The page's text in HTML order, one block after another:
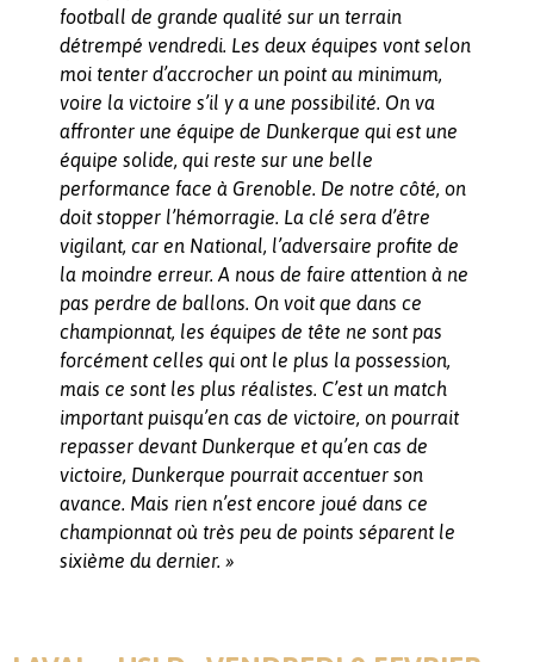
football de grande qualité sur un terrain
détrempé vendredi. Les deux équipes vont selon
moi tenter d’accrocher un point au minimum,
voire la victoire s’il y a une possibilité. On va
affronter une équipe de Dunkerque qui est une
équipe solide, qui reste sur une belle
performance face à Grenoble. De notre côté, on
doit stopper l’hémorragie. La clé sera d’être
vigilant, car en National, l’adversaire profite de
la moindre erreur. A nous de faire attention à ne
pas perdre de ballons. On voit que dans ce
championnat, les équipes de tête ne sont pas
forcément celles qui ont le plus la possession,
mais ce sont les plus réalistes. C’est un match
important puisqu’en cas de victoire, on pourrait
repasser devant Dunkerque et qu’en cas de
victoire, Dunkerque pourrait accentuer son
avance. Mais rien n’est encore joué dans ce
championnat où très peu de points séparent le
sixième du dernier. »